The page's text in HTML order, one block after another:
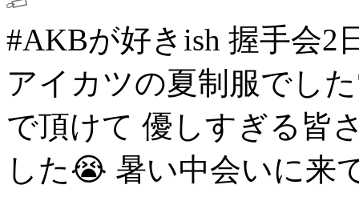
#AKBが好きish 握手会2
アイカツの夏制服でし
で頂けて 優しすぎる皆
した😭 暑い中会いに来